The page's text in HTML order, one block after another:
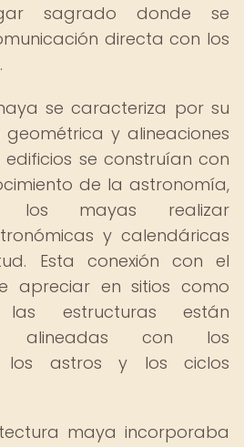
sagrado donde se
directa con los
se caracteriza por su
geométrica y alineaciones
edificios se construían con
de la astronomía,
los mayas realizar
y calendáricas
Esta conexión con el
apreciar en sitios como
estructuras están
alineadas con los
los astros y los ciclos
maya incorporaba